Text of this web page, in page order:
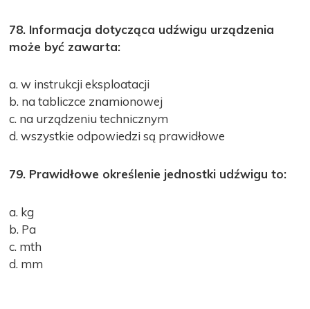
78. Informacja dotycząca udźwigu urządzenia
może być zawarta:
a. w instrukcji eksploatacji
b. na tabliczce znamionowej
c. na urządzeniu technicznym
d. wszystkie odpowiedzi są prawidłowe
79. Prawidłowe określenie jednostki udźwigu to:
a. kg
b. Pa
c. mth
d. mm